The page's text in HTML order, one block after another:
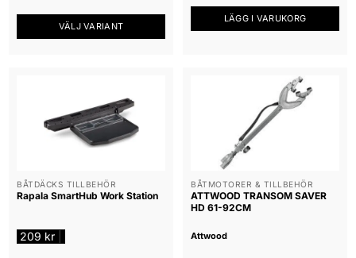
1.750 kr
VÄLJ VARIANT
varianter.
alternativen
kan
på
produktsidan
LÄGG I VARUKORG
BÅTDÄCKS TILLBEHÖR
Rapala SmartHub Work Station
209 kr
BÅTMOTORER & TILLBEHÖR
ATTWOOD TRANSOM SAVER
HD 61-92CM
Attwood